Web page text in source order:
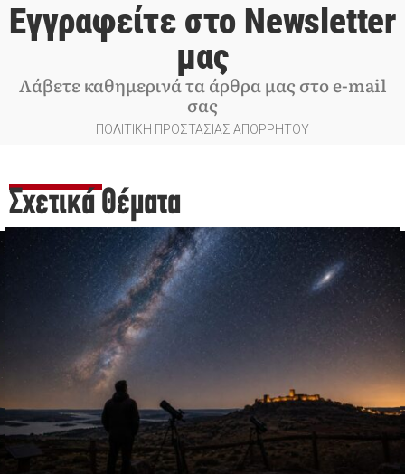
Εγγραφείτε στο Newsletter
μας
Λάβετε καθημερινά τα άρθρα μας στο e-mail
σας
ΠΟΛΙΤΙΚΗ ΠΡΟΣΤΑΣΙΑΣ ΑΠΟΡΡΗΤΟΥ
Σχετικά Θέματα